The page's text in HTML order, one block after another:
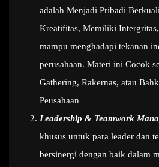
adalah Menjadi Pribadi
Kreatifitas, Memiliki Intergritas,
mampu menghadapi tekanan
perusahaan. Materi ini Cocok
Gathering, Rakernas, atau
Peusahaan
Leadership & Teamwork
khusus untuk para leader dan
bersinergi dengan baik dalam